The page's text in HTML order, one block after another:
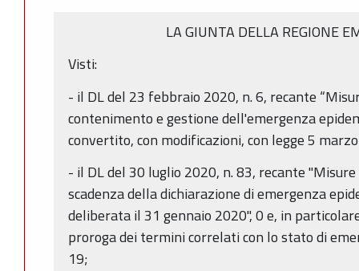
LA GIUNTA DELLA REGIONE
Visti:
- il DL del 23 febbraio 2020, n. 6, recante
contenimento e gestione dell'emergenza
convertito, con modificazioni, con legge 5
- il DL del 30 luglio 2020, n. 83, recante
scadenza della dichiarazione di emergenza
deliberata il 31 gennaio 2020", 0 e, in
proroga dei termini correlati con lo stato di
19;